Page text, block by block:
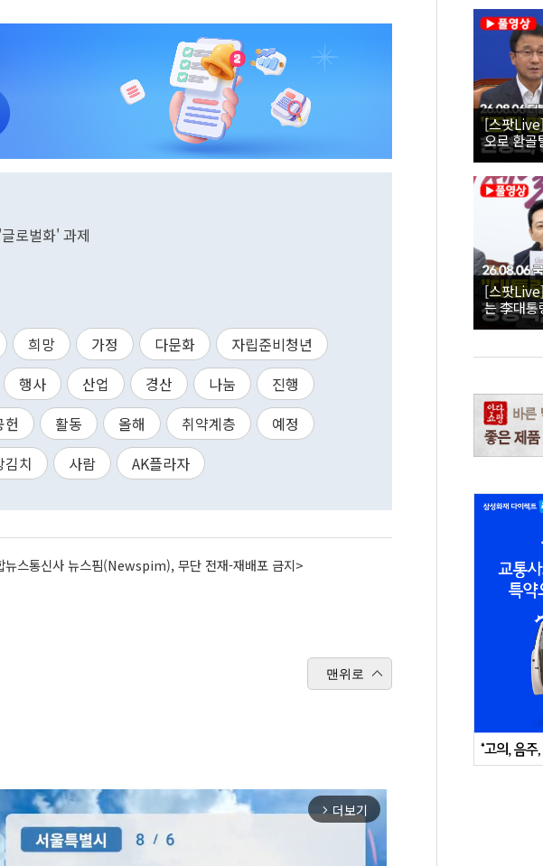
로벌화' 과제
희망 가정 다문화
자립준비청년
행사
산업 경산 나눔
진행
헌
활동 올해 취약계층
예정
김치
사람 AK플라자
뉴스통신사 뉴스핌(Newspim), 무단 전재-재배포 금지>
맨위로
arrow_forward_ios 더보기
[스팟
오로 환골
신 촉구한
책조정회
[스팟
는 李대통
26.08.06